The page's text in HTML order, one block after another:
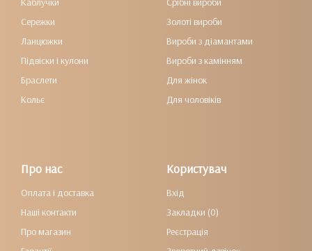
Сережки
Ланцюжки
Підвіски і кулони
Браслети
Кольє
Золоті вироби
Вироби з діамантами
Вироби з камінням
Для жінок
Для чоловіків
Про нас
Оплата і доставка
Наші контакти
Про магазин
Користувач
Вхід
Закладки (0)
Реєстрація